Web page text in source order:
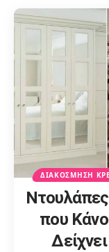
ΔΙΑΚΌΣΜΗΣΗ
που